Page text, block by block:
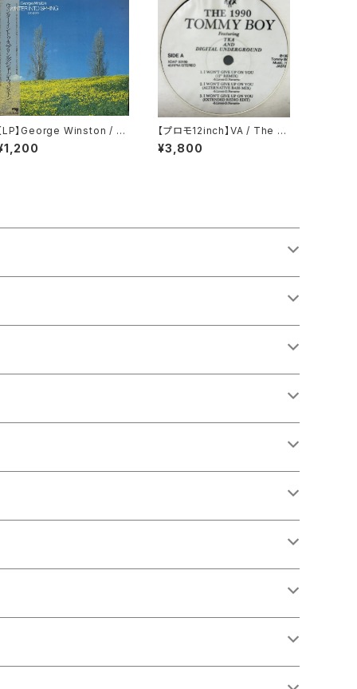
LP】George Winston / W
Into Spring
【プロモ12inch】VA / The 19
90 Tommy Boy
¥3,800